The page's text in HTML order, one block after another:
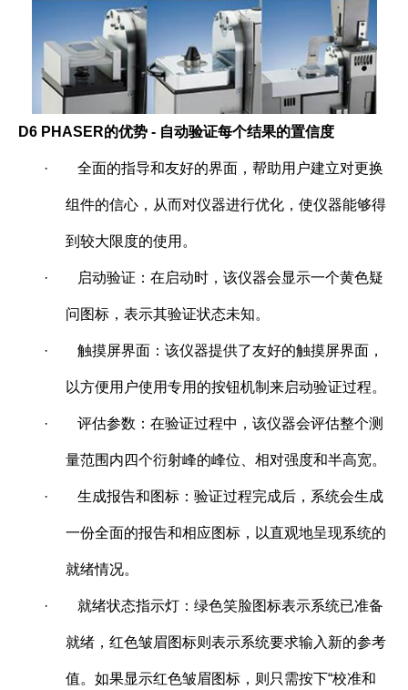
D6 PHASER的优势 - 自动验证每个结果的置信度
· 全面的指导和友好的界面，帮助用户建立对更换
组件的信心，从而对仪器进行优化，使仪器能够得
到较大限度的使用。
· 启动验证：在启动时，该仪器会显示一个黄色疑
问图标，表示其验证状态未知。
· 触摸屏界面：该仪器提供了友好的触摸屏界面，
以方便用户使用专用的按钮机制来启动验证过程。
· 评估参数：在验证过程中，该仪器会评估整个测
量范围内四个衍射峰的峰位、相对强度和半高宽。
· 生成报告和图标：验证过程完成后，系统会生成
一份全面的报告和相应图标，以直观地呈现系统的
就绪情况。
· 就绪状态指示灯：绿色笑脸图标表示系统已准备
就绪，红色皱眉图标则表示系统要求输入新的参考
值。如果显示红色皱眉图标，则只需按下“校准和